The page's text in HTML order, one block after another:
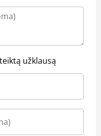
užklausą